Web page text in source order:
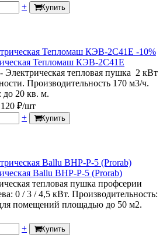
+ Купить
-10%
Тепломаш КЭВ-2С41Е
тепловая пушка 2 кВт
Производительность 170 м3/ч.
до 20 кв. м.
₽/шт
+ Купить
Ballu BHP-P-5 (Prorab)
тепловая пушка профсерии
0 / 3 / 4,5 кВт. Производительность:
помещений площадью до 50 м2.
+ Купить